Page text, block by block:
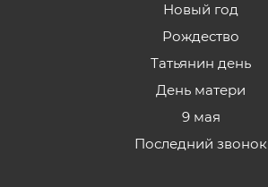
Новый год
Рождество
Татьянин день
День матери
9 мая
Последний звонок